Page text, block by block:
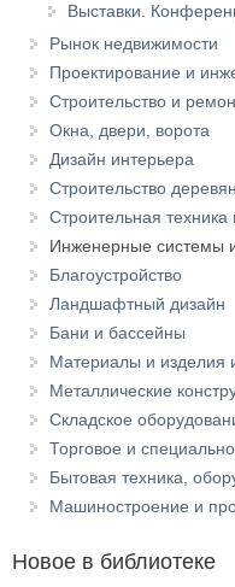
Выставки.
Рынок недвижимости
Проектирование и
Строительство и
Окна, двери, ворота
Дизайн интерьера
Строительство
Строительная техника
Инженерные системы
Благоустройство
Ландшафтный дизайн
Бани и бассейны
Материалы и изделия
Металлические
Складское
Торговое и
Бытовая техника,
Машиностроение и
Новое в библиотеке